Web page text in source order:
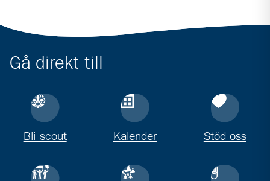
Gå direkt till
Bli scout Kalender Stöd oss